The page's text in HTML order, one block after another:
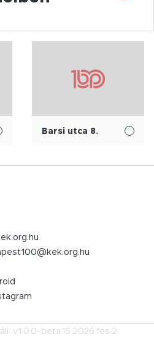
Barsi utca 8.
v1.0.0-beta.15.2026.fes.2